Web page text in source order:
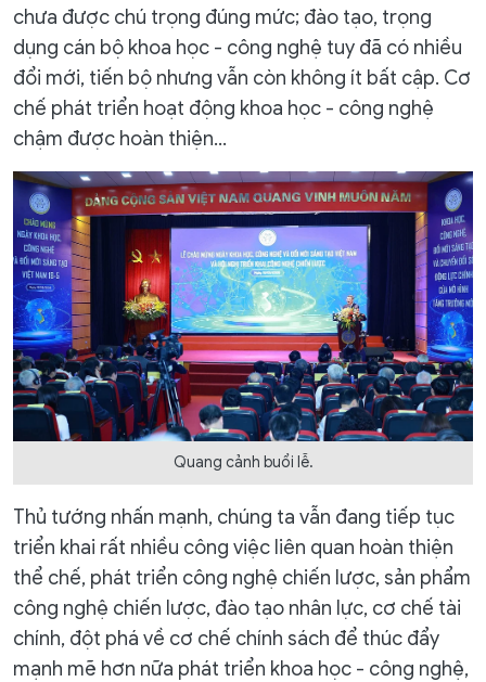
chưa được chú trọng đúng mức; đào tạo, trọng
dụng cán bộ khoa học - công nghệ tuy đã có nhiều
đổi mới, tiến bộ nhưng vẫn còn không ít bất cập. Cơ
chế phát triển hoạt động khoa học - công nghệ
chậm được hoàn thiện...
Quang cảnh buổi lễ.
Thủ tướng nhấn mạnh, chúng ta vẫn đang tiếp tục
triển khai rất nhiều công việc liên quan hoàn thiện
thể chế, phát triển công nghệ chiến lược, sản phẩm
công nghệ chiến lược, đào tạo nhân lực, cơ chế tài
chính, đột phá về cơ chế chính sách để thúc đẩy
mạnh mẽ hơn nữa phát triển khoa học - công nghệ,